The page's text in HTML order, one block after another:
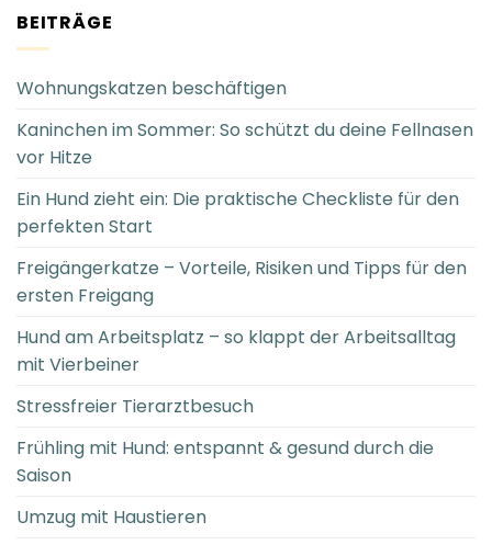
BEITRÄGE
Wohnungskatzen beschäftigen
Kaninchen im Sommer: So schützt du deine Fellnasen
vor Hitze
Ein Hund zieht ein: Die praktische Checkliste für den
perfekten Start
Freigängerkatze – Vorteile, Risiken und Tipps für den
ersten Freigang
Hund am Arbeitsplatz – so klappt der Arbeitsalltag
mit Vierbeiner
Stressfreier Tierarztbesuch
Frühling mit Hund: entspannt & gesund durch die
Saison
Umzug mit Haustieren